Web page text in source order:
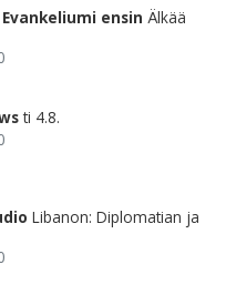
ensin Älkää
ti 4.8.
Libanon: Diplomatian ja